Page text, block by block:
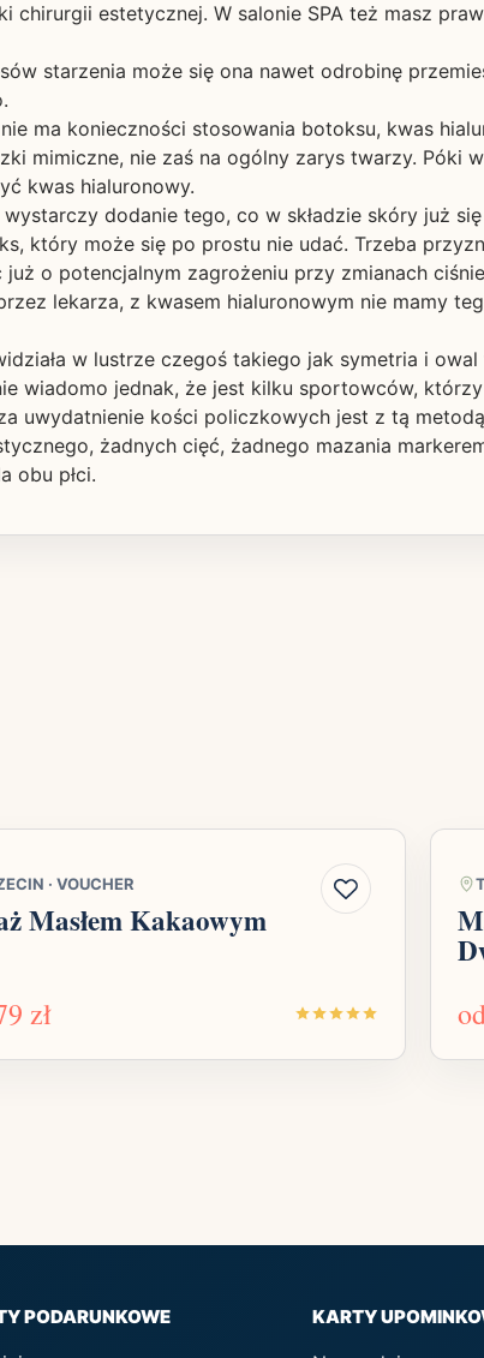
estetycznej. W salonie SPA też masz
starzenia może się ona nawet odrobinę
ma konieczności stosowania botoksu, kwas
mimiczne, nie zaś na ogólny zarys twarzy. Póki
kwas hialuronowy.
dodanie tego, co w składzie skóry już
który może się po prostu nie udać. Trzeba
o potencjalnym zagrożeniu przy zmianach
lekarza, z kwasem hialuronowym nie mamy
w lustrze czegoś takiego jak symetria i
wiadomo jednak, że jest kilku sportowców,
uwydatnienie kości policzkowych jest z tą
żadnych cięć, żadnego mazania
obu płci.
· VOUCHER
Masłem Kakaowym
zł
PODARUNKOWE KARTY